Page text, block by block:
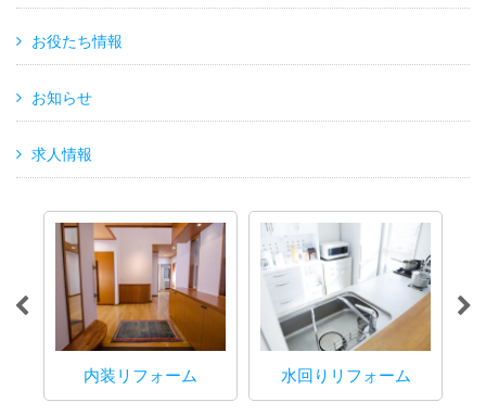
お役たち情報
お知らせ
求人情報
内装リフォーム 水回りリフォーム